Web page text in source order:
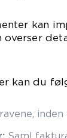
kan
overser
kan du
inden